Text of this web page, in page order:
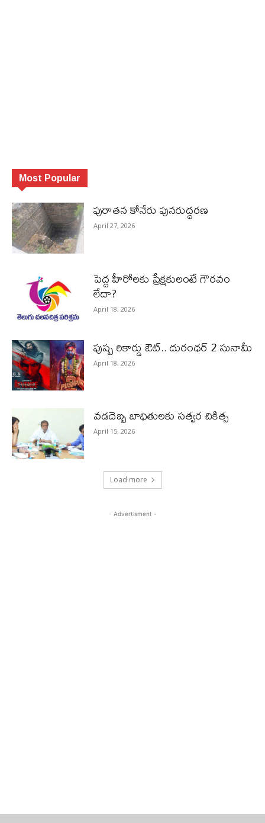
Most Popular
పురాత‌న కోనేరు పున‌రుద్ధ‌ర‌ణ
April 27, 2026
పెద్ద హీరోల‌కు ప్రేక్ష‌కులంటే గౌర‌వం
లేదా?
April 18, 2026
పుష్ప రికార్డు ఔట్‌.. దురంధ‌ర్ 2 సునామీ
April 18, 2026
వడదెబ్బ బాధితులకు సత్వర చికిత్స
April 15, 2026
Load more
- Advertisment -